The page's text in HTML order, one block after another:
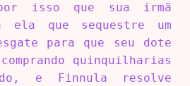
isso que sua irmã
ela que sequestre um
para que seu dote
quinquilharias
e Finnula resolve